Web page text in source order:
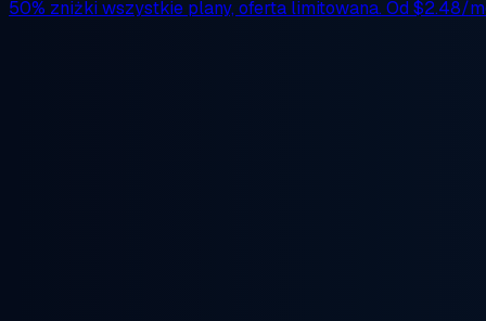
50% zniżki wszystkie plany, oferta limitowana. Od $2.48/